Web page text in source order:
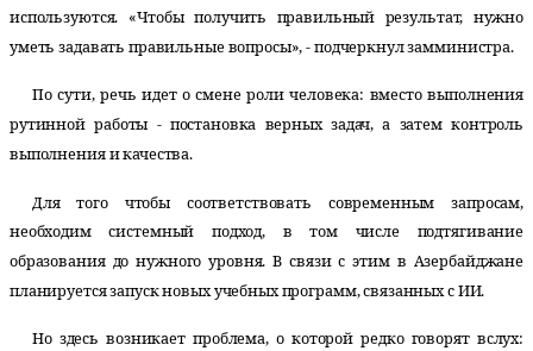
используются. «Чтобы получить правильный результат, нужно
уметь задавать правильные вопросы», - подчеркнул замминистра.
По сути, речь идет о смене роли человека: вместо выполнения
рутинной работы - постановка верных задач, а затем контроль
выполнения и качества.
Для того чтобы соответствовать современным запросам,
необходим системный подход, в том числе подтягивание
образования до нужного уровня. В связи с этим в Азербайджане
планируется запуск новых учебных программ, связанных с ИИ.
Но здесь возникает проблема, о которой редко говорят вслух: